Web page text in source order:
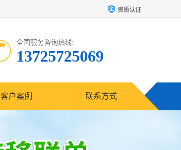
资质认证
全国服务咨询热线:
13725725069
客户案例 联系方式